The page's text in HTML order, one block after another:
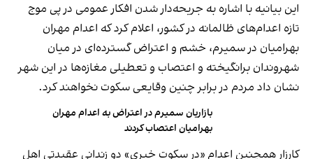
این بیانیه با اشاره به جریحه‌دار شدن افکار عمومی در پی موج
تازه اعدام‌های ظالمانه در کشور، اعلام کرد که اعدام مهران
بهرامیان در سمیرم، خشم و اعتراض گسترده‌ای در میان
شهروندان برانگیخته و اعتصاب و تعطیلی مغازه‌ها در این شهر
نشان داد مردم در برابر چنین وقایعی سکوت نخواهند کرد.
بازاریان سمیرم در اعتراض به اعدام مهران
بهرامیان اعتصاب کردند
کارزار همچنین اعدام «در سکوت خبری» دو زندانی عقیدتی اهل‌